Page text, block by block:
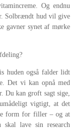
Og endnu
Solbrændt hud vil give
gavner synet af mørke
huden også falder lidt
Det vi kan opnå med
Du kan groft sagt sige,
vigtigt, at det
form for filler – og at
lave sin research